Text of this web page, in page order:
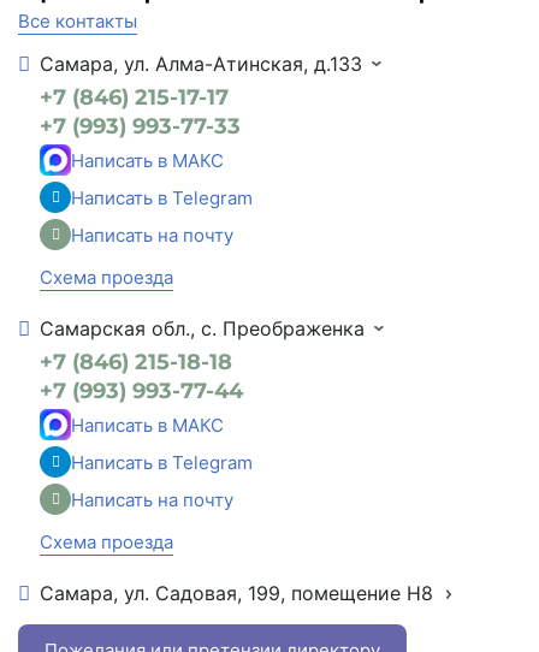
Все контакты
Самара, ул. Алма-Атинская, д.133
+7 (846) 215-17-17
+7 (993) 993-77-33
Написать в МАКС
Написать в Telegram
Написать на почту
Схема проезда
Самарская обл., с. Преображенка
+7 (846) 215-18-18
+7 (993) 993-77-44
Написать в МАКС
Написать в Telegram
Написать на почту
Схема проезда
Самара, ул. Садовая, 199, помещение Н8
+7 (993) 993-77-22